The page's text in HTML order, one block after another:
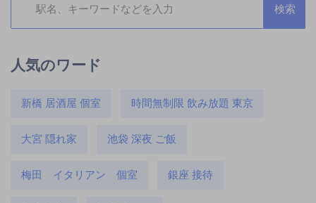
人気のワード
新橋 居酒屋 個室 時間無制限 飲み放題 東京
大宮 隠れ家 池袋 深夜 ご飯
梅田 イタリアン 個室 銀座 接待